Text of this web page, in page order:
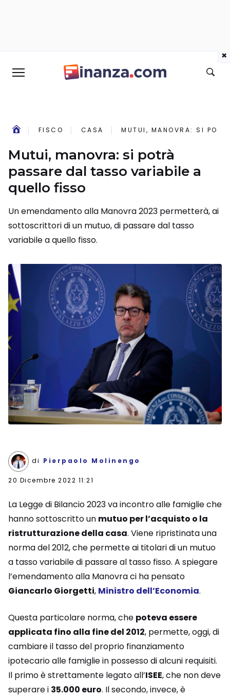
FISCO CASA MUTUI, MANOVRA: SI
Mutui, manovra: si potrà
passare dal tasso variabile a
quello fisso
Un emendamento alla Manovra 2023 permetterà, ai
sottoscrittori di un mutuo, di passare dal tasso
variabile a quello fisso.
di Pierpaolo Molinengo
20 Dicembre 2022 11:21
La Legge di Bilancio 2023 va incontro alle famiglie che
hanno sottoscritto un mutuo per l’acquisto o la
ristrutturazione della casa. Viene ripristinata una
norma del 2012, che permette ai titolari di un mutuo
a tasso variabile di passare al tasso fisso. A spiegare
l’emendamento alla Manovra ci ha pensato
Giancarlo Giorgetti, Ministro dell’Economia.
Questa particolare norma, che poteva essere
applicata fino alla fine del 2012, permette, oggi, di
cambiare il tasso del proprio finanziamento
ipotecario alle famiglie in possesso di alcuni requisiti.
Il primo è strettamente legato all’ISEE, che non deve
superare i 35.000 euro. Il secondo, invece, è
×